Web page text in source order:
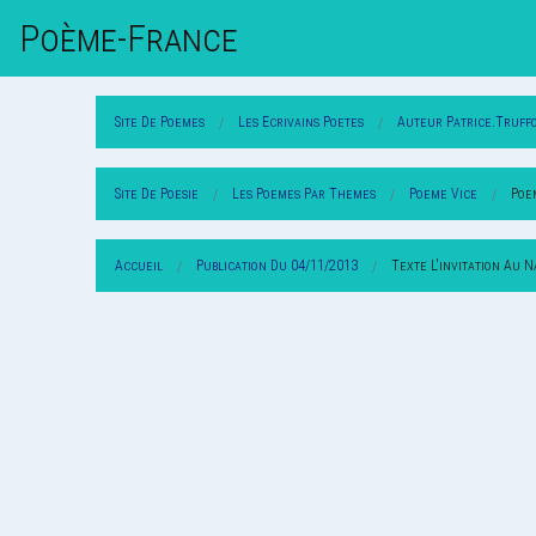
Poème-FrAnce
Site De Poemes Les Ecrivains Poetes Auteur
Site De Poesie Les Poemes Par Themes Poeme Vice
Accueil Publication Du 04/11/2013 Texte L'invitation Au